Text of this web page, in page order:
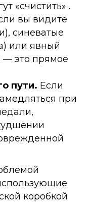
«счистить» .
вы видите
синеватые
или явный
— это прямое
пути. Если
при
коробкой